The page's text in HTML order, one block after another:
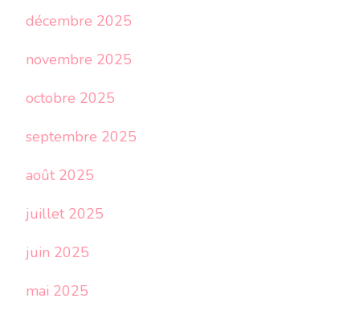
décembre 2025
novembre 2025
octobre 2025
septembre 2025
août 2025
juillet 2025
juin 2025
mai 2025